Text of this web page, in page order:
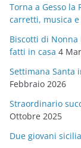
o
r
i
e
Torna a Gesso la
carretti, musica
Biscotti di
fatti in casa 4
Settimana Santa
Febbraio 2026
Straordinario
Ottobre 2025
Due giovani